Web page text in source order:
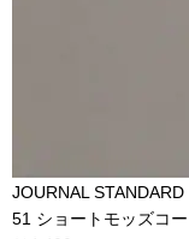
JOURNAL STANDARD
51 ショートモッズコ